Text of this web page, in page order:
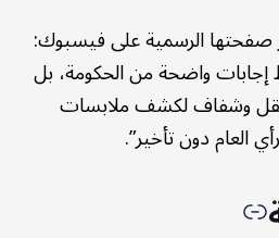
صفحتها الرسمية على فيسبوك:
واضحة من الحكومة، بل
وشفاف لكشف ملابسات
العام دون تأخير”.